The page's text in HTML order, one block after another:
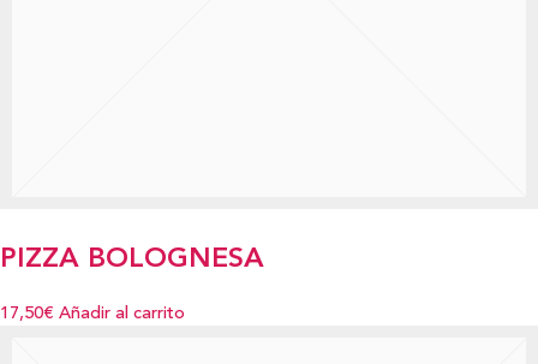
PIZZA BOLOGNESA
17,50€ Añadir al carrito